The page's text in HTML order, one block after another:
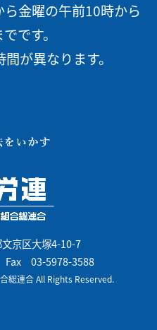
金曜の午前10時から
です。
が異なります。
京区大塚4-10-7
03-5978-3588
総連合 All Rights Reserved.